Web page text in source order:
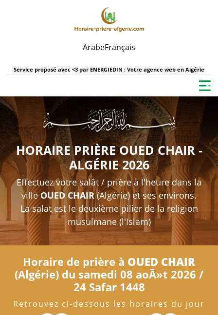
ArabeFrançais
Service proposé avec <3 par ENERGIEDIN : Votre agence web en Algérie
HORAIRE PRIÈRE OUED CHAIR -
ALGÉRIE 2026
Effectuez votre salât / prière à l'heure dans la
villeOUED CHAIR(Algérie) et ses environs.
La salat est le deuxième pilier de la religion
musulmane (l'Islam)
Horaire de prière à OUED CHAIR
(Algérie) du samedi 08 aoÃ»t 2026 /
24 Safar 1448
Retrouvez ci-dessous les horaires du jour